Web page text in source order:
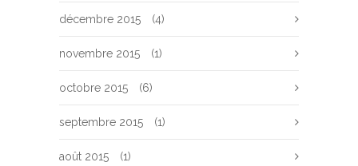
décembre 2015 (4)
novembre 2015 (1)
octobre 2015 (6)
septembre 2015 (1)
août 2015 (1)